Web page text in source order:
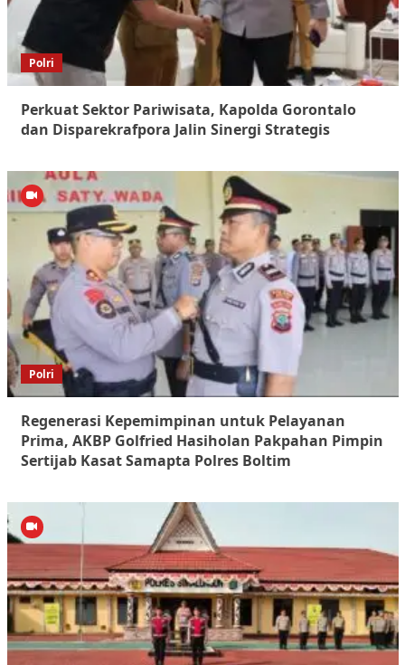
Polri
Perkuat Sektor Pariwisata, Kapolda Gorontalo
dan Disparekrafpora Jalin Sinergi Strategis
Polri
Regenerasi Kepemimpinan untuk Pelayanan
Prima, AKBP Golfried Hasiholan Pakpahan Pimpin
Sertijab Kasat Samapta Polres Boltim